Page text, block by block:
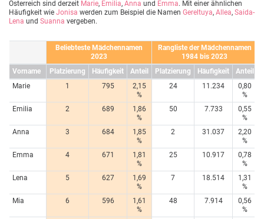
Österreich sind derzeit Marie, Emilia, Anna und Emma. Mit einer ähnlichen
Häufigkeit wie Jonisa werden zum Beispiel die Namen Gereltuya, Allea, Saida-
Lena und Suanna vergeben.
Beliebteste Mädchennamen
2023
Rangliste der Mädchennamen
1984 bis 2023
Vorname
Platzierung Häufigkeit Anteil Platzierung Häufigkeit
Anteil
Marie
1 795
2,15
%
24 11.234
0,80
%
Emilia
2 689
1,86
%
50 7.733
0,55
%
Anna
3 684
1,85
%
2 31.037
2,20
%
Emma
4 671
1,81
%
25 10.917
0,78
%
Lena
5 627
1,69
%
7 18.514
1,31
%
Mia
6 596
1,61
%
48 7.914
0,56
%